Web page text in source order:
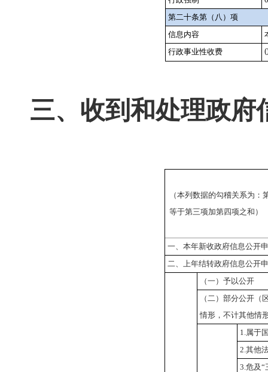
第二十条第（八）项
信息内容
行政事业性收费
三、收到和处理政府
（本列数据的勾稽关系为：
等于第三项加第四项之和）
一、本年新收政府信息公开
二、上年结转政府信息公开
（一）予以公开
（二）部分公开 （
情形，不计其他情
1.属于
2.其他
3.危及“